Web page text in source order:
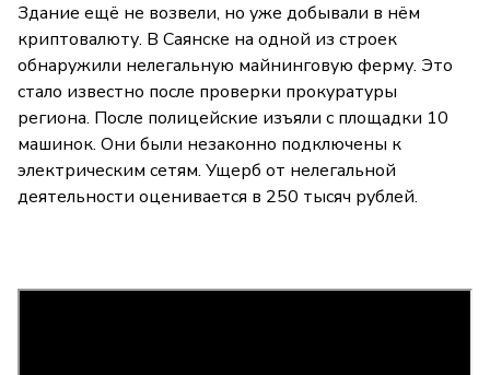
Здание ещё не возвели, но уже добывали в нём
криптовалюту. В Саянске на одной из строек
обнаружили нелегальную майнинговую ферму. Это
стало известно после проверки прокуратуры
региона. После полицейские изъяли с площадки 10
машинок. Они были незаконно подключены к
электрическим сетям. Ущерб от нелегальной
деятельности оценивается в 250 тысяч рублей.